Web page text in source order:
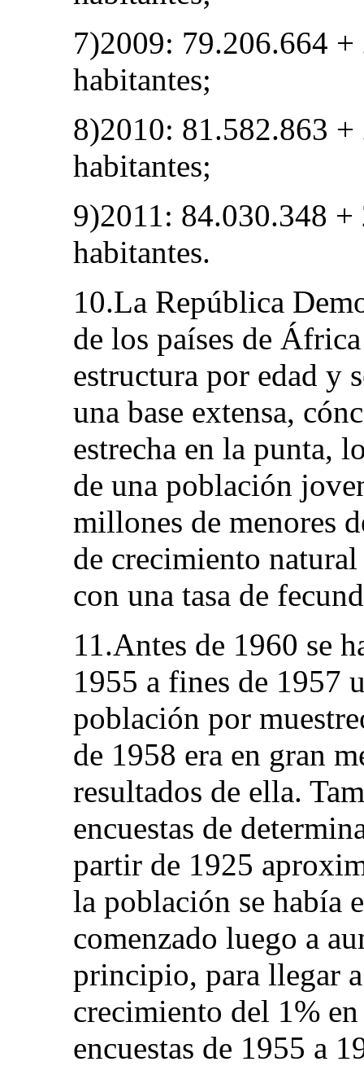
7)2009: 79.206.664
habitantes;
8)2010: 81.582.863
habitantes;
9)2011: 84.030.348
habitantes.
10.La República
de los países de
estructura por edad y
una base extensa,
estrecha en la punta,
de una población
millones de menores
de crecimiento
con una tasa de
11.Antes de 1960 se
1955 a fines de 1957
población por
de 1958 era en gran
resultados de ella.
encuestas de
partir de 1925
la población se había
comenzado luego a
principio, para llegar
crecimiento del 1%
encuestas de 1955 a